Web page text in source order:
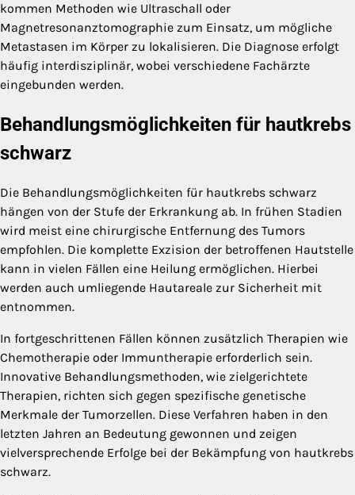
kommen Methoden wie Ultraschall oder
Magnetresonanztomographie zum Einsatz, um mögliche
Metastasen im Körper zu lokalisieren. Die Diagnose erfolgt
häufig interdisziplinär, wobei verschiedene Fachärzte
eingebunden werden.
Behandlungsmöglichkeiten für hautkrebs
schwarz
Die Behandlungsmöglichkeiten für hautkrebs schwarz
hängen von der Stufe der Erkrankung ab. In frühen Stadien
wird meist eine chirurgische Entfernung des Tumors
empfohlen. Die komplette Exzision der betroffenen Hautstelle
kann in vielen Fällen eine Heilung ermöglichen. Hierbei
werden auch umliegende Hautareale zur Sicherheit mit
entnommen.
In fortgeschrittenen Fällen können zusätzlich Therapien wie
Chemotherapie oder Immuntherapie erforderlich sein.
Innovative Behandlungsmethoden, wie zielgerichtete
Therapien, richten sich gegen spezifische genetische
Merkmale der Tumorzellen. Diese Verfahren haben in den
letzten Jahren an Bedeutung gewonnen und zeigen
vielversprechende Erfolge bei der Bekämpfung von hautkrebs
schwarz.